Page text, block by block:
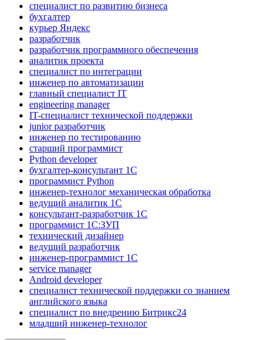
специалист по развитию бизнеса
бухгалтер
курьер Яндекс
разработчик
разработчик программного обеспечения
аналитик проекта
специалист по интеграции
инженер по автоматизации
главный специалист IT
engineering manager
IT-специалист технической поддержки
junior разработчик
инженер по тестированию
старший программист
Python developer
бухгалтер-консультант 1С
программист Python
инженер-технолог механическая обработка
ведущий аналитик 1С
консультант-разработчик 1С
программист 1С:ЗУП
технический дизайнер
ведущий разработчик
инженер-программист 1С
service manager
Android developer
специалист технической поддержки со знанием
английского языка
специалист по внедрению Битрикс24
младший инженер-технолог